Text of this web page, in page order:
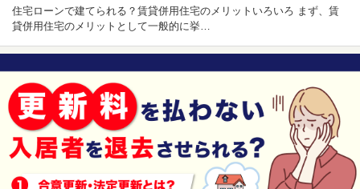
住宅ローンで建てられる？賃貸併用住宅のメリットいろいろ まず、賃
貸併用住宅のメリットとして一般的に挙…